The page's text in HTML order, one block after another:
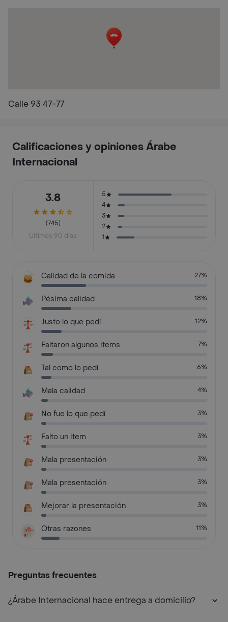
Calle 93 47-77
Calificaciones y opiniones Árabe
Internacional
3.8
(745)
Últimos 90 días
5
4
3
2
1
Calidad de la comida 27%
Pésima calidad 18%
Justo lo que pedí 12%
Faltaron algunos items 7%
Tal como lo pedí 6%
Mala calidad 4%
No fue lo que pedí 3%
Falto un item 3%
Mala presentación 3%
Mala presentación 3%
Mejorar la presentación 3%
Otras razones 11%
Preguntas frecuentes
¿Árabe Internacional hace entrega a domicilio?